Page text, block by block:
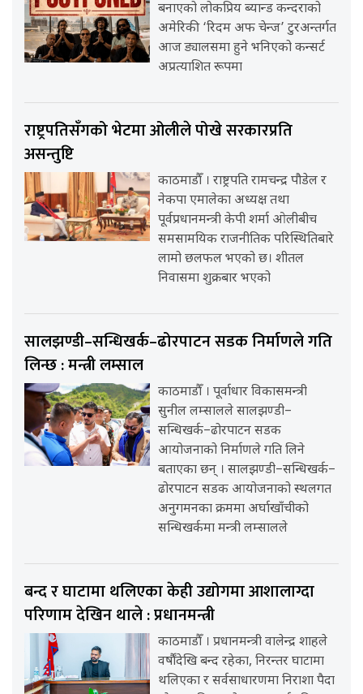
बनाएको लोकप्रिय ब्यान्ड कन्दराको
अमेरिकी ‘रिदम अफ चेन्ज’ टुरअन्तर्गत
आज ड्यालसमा हुने भनिएको कन्सर्ट
अप्रत्याशित रूपमा
राष्ट्रपतिसँगको भेटमा ओलीले पोखे सरकारप्रति
असन्तुष्टि
काठमाडौँ । राष्ट्रपति रामचन्द्र पौडेल र
नेकपा एमालेका अध्यक्ष तथा
पूर्वप्रधानमन्त्री केपी शर्मा ओलीबीच
समसामयिक राजनीतिक परिस्थितिबारे
लामो छलफल भएको छ। शीतल
निवासमा शुक्रबार भएको
सालझण्डी–सन्धिखर्क–ढोरपाटन सडक निर्माणले गति
लिन्छ : मन्त्री लम्साल
काठमाडौँ । पूर्वाधार विकासमन्त्री
सुनील लम्सालले सालझण्डी–
सन्धिखर्क–ढोरपाटन सडक
आयोजनाको निर्माणले गति लिने
बताएका छन् । सालझण्डी–सन्धिखर्क–
ढोरपाटन सडक आयोजनाको स्थलगत
अनुगमनका क्रममा अर्घाखाँचीको
सन्धिखर्कमा मन्त्री लम्सालले
बन्द र घाटामा थलिएका केही उद्योगमा आशालाग्दा
परिणाम देखिन थाले : प्रधानमन्त्री
काठमाडौँ । प्रधानमन्त्री वालेन्द्र शाहले
वर्षौंदेखि बन्द रहेका, निरन्तर घाटामा
थलिएका र सर्वसाधारणमा निराशा पैदा